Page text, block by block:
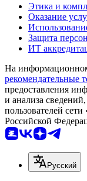
Этика и
Оказание
Защита
ИТ
На
рекомендательные
предоставления
и анализа
пользователей
Российской
Русский